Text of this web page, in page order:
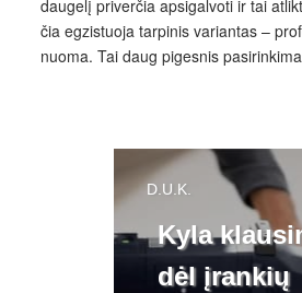
daugelį priverčia apsigalvoti ir tai
čia egzistuoja tarpinis variantas –
nuoma. Tai daug pigesnis
D.U.K.
Kyla
dėl įrankių